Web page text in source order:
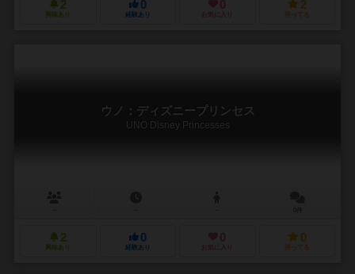
2
興味あり
0
経験あり
0
お気に入り
2
持ってる
ウノ：ディズニープリンセス
UNO Disney Princesses
2
興味あり
0
経験あり
0
お気に入り
0
持ってる